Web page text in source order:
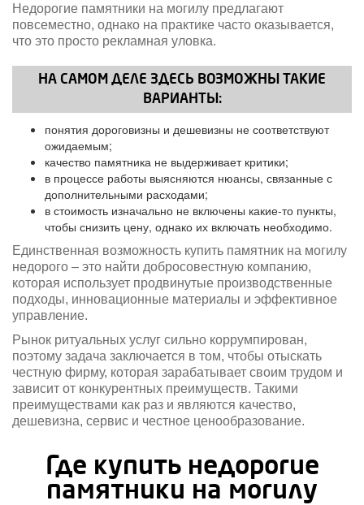
Недорогие памятники на могилу предлагают
повсеместно, однако на практике часто оказывается,
что это просто рекламная уловка.
НА САМОМ ДЕЛЕ ЗДЕСЬ ВОЗМОЖНЫ ТАКИЕ
ВАРИАНТЫ:
понятия дороговизны и дешевизны не соответствуют
ожидаемым;
качество памятника не выдерживает критики;
в процессе работы выясняются нюансы, связанные с
дополнительными расходами;
в стоимость изначально не включены какие-то пункты,
чтобы снизить цену, однако их включать необходимо.
Единственная возможность купить памятник на могилу
недорого – это найти добросовестную компанию,
которая использует продвинутые производственные
подходы, инновационные материалы и эффективное
управление.
Рынок ритуальных услуг сильно коррумпирован,
поэтому задача заключается в том, чтобы отыскать
честную фирму, которая зарабатывает своим трудом и
зависит от конкурентных преимуществ. Такими
преимуществами как раз и являются качество,
дешевизна, сервис и честное ценообразование.
Где купить недорогие
памятники на могилу